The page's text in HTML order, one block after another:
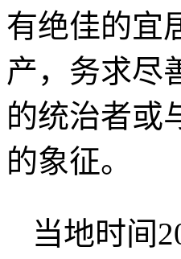
有绝佳的宜
产，务求尽
的统治者或
的象征。
当地时间